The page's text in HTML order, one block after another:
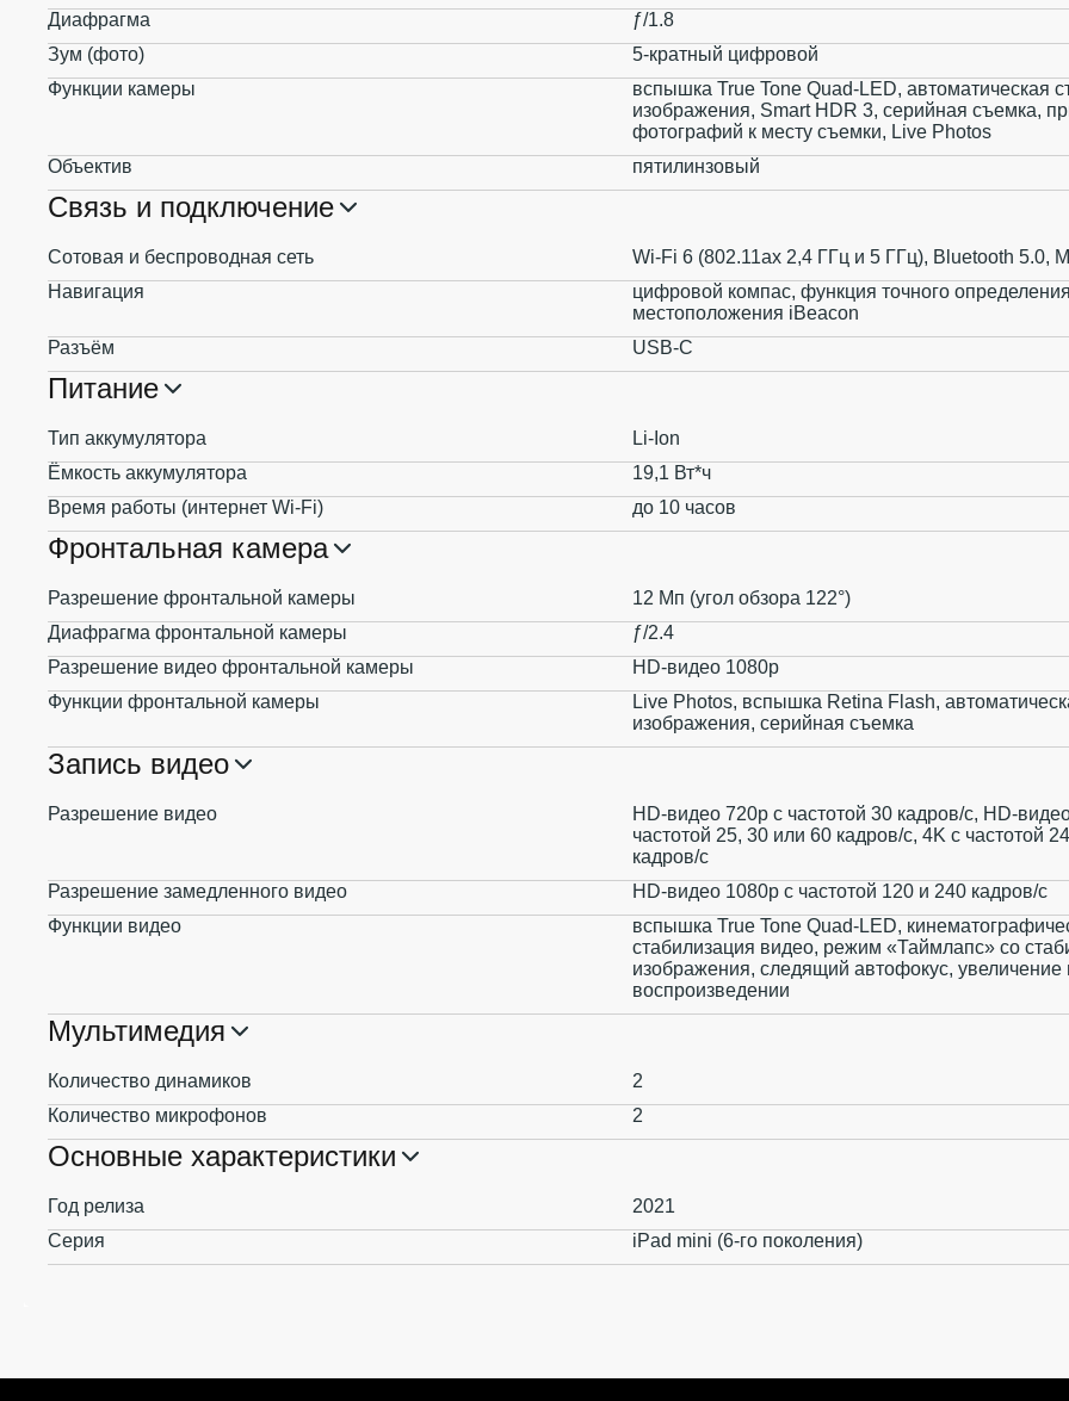
Диафрагма
ƒ/1.8
Зум (фото)
5-кратный цифровой
Функции камеры
вспышка True Tone Quad-LED, автоматическая
изображения, Smart HDR 3, серийная съемка,
фотографий к месту съемки, Live Photos
Объектив
пятилинзовый
Связь и подключение
Сотовая и беспроводная сеть
Wi-Fi 6 (802.11ax 2,4 ГГц и 5 ГГц), Bluetooth 5.0,
Навигация
цифровой компас, функция точного
местоположения iBeacon
Разъём
USB‑C
Питание
Тип аккумулятора
Li-Ion
Ёмкость аккумулятора
19,1 Вт*ч
Время работы (интернет Wi-Fi)
до 10 часов
Фронтальная камера
Разрешение фронтальной камеры
12 Мп (угол обзора 122°)
Диафрагма фронтальной камеры
ƒ/2.4
Разрешение видео фронтальной камеры
HD-видео 1080p
Функции фронтальной камеры
Live Photos, вспышка Retina Flash,
изображения, серийная съемка
Запись видео
Разрешение видео
HD-видео 720p с частотой 30 кадров/ с, HD-
частотой 25, 30 или 60 кадров/ с, 4K с частотой
кадров/ с
Разрешение замедленного видео
HD-видео 1080р с частотой 120 и 240 кадров/ с
Функции видео
вспышка True Tone Quad-LED,
стабилизация видео, режим «Таймлапс» со
изображения, следящий автофокус, увеличение
воспроизведении
Мультимедия
Количество динамиков
2
Количество микрофонов
2
Основные характеристики
Год релиза
2021
Серия
iPad mini (6-го поколения)